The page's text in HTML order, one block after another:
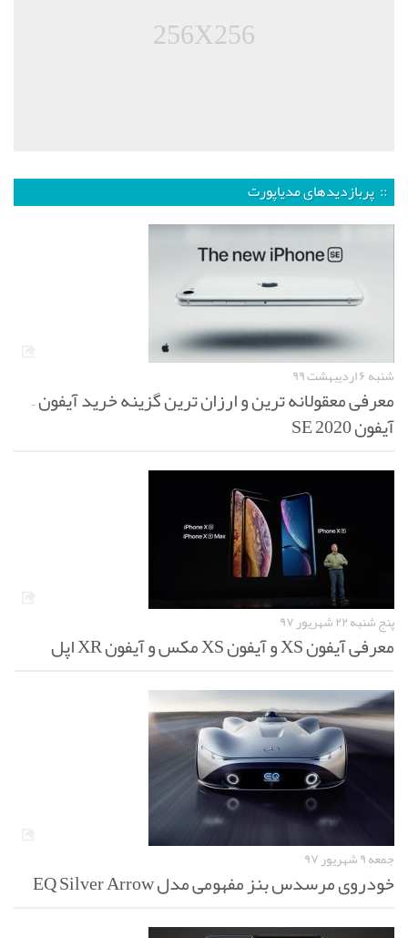
256X256
:: پربازدیدهای مدیاپورت
شنبه ۶ اردیبهشت ۹۹
معرفی معقولانه ترین و ارزان ترین گزینه خرید آیفون –
آیفون SE 2020
پنج شنبه ۲۲ شهریور ۹۷
معرفی آیفون XS و آیفون XS مکس و آیفون XR اپل
جمعه ۹ شهریور ۹۷
خودروی مرسدس بنز مفهومی مدل EQ Silver Arrow